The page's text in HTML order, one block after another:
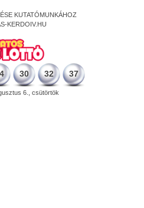
KUTATÓMUNKÁHOZ
KERDOIV.HU
30 32 37
6., csütörtök